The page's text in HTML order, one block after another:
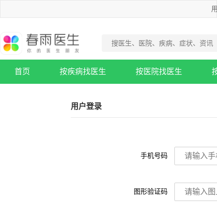
首页 按疾病找医生 按医院找医生
用户登录
手机号码
图形验证码